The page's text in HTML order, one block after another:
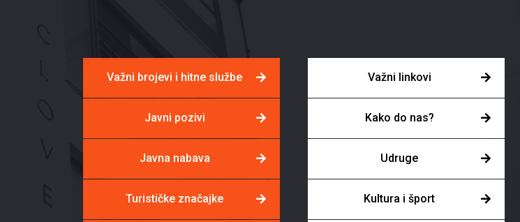
Važni brojevi i hitne službe
Javni pozivi
Javna nabava
Turističke značajke
Važni linkovi
Kako do nas?
Udruge
Kultura i šport